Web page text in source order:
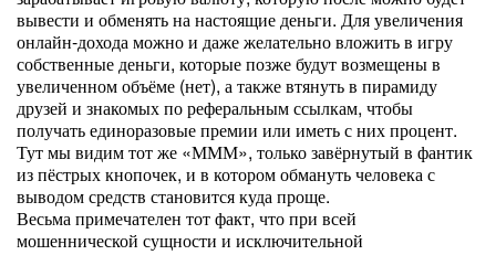
вывести и обменять на настоящие деньги. Для увеличения
онлайн-дохода можно и даже желательно вложить в игру
собственные деньги, которые позже будут возмещены в
увеличенном объёме (нет), а также втянуть в пирамиду
друзей и знакомых по реферальным ссылкам, чтобы
получать единоразовые премии или иметь с них процент.
Тут мы видим тот же «МММ», только завёрнутый в фантик
из пёстрых кнопочек, и в котором обмануть человека с
выводом средств становится куда проще.
Весьма примечателен тот факт, что при всей
мошеннической сущности и исключительной